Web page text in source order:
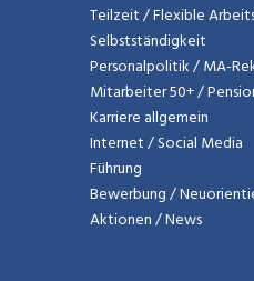
Teilzeit / Flexible
Selbstständigkeit
Personalpolitik / MA-
Mitarbeiter 50+ /
Karriere allgemein
Internet / Social Media
Führung
Bewerbung /
Aktionen / News